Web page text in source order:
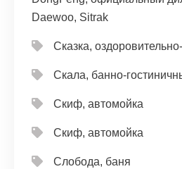
Daewoo, Sitrak
Сказка,
Скала, банно-
Скиф, автомойка
Скиф, автомойка
Слобода, баня